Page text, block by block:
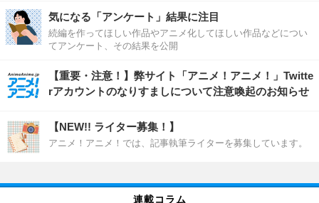
気になる「アンケート」結果に注目
続編を作ってほしい作品やアニメ化してほしい作品などについ
てアンケート、その結果を公開
【重要・注意！】弊サイト「アニメ！アニメ！」Twitte
rアカウントのなりすましについて注意喚起のお知らせ
【NEW!! ライター募集！】
アニメ！アニメ！では、記事執筆ライターを募集しています。
連載コラム